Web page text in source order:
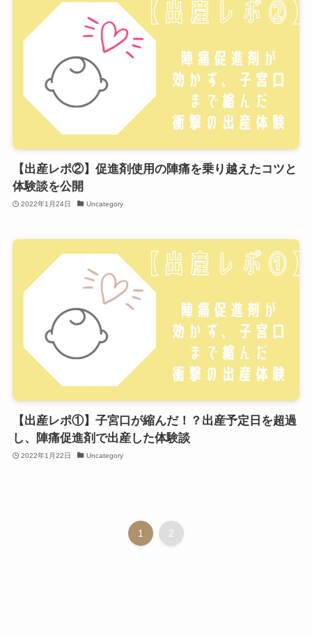
【出産レポ②】促進剤使用の陣痛を乗り越えたコツと
体験談を公開
2022年1月24日 Uncategory
【出産レポ①】子宮口が縮んだ！？出産予定日を超過
し、陣痛促進剤で出産した体験談
2022年1月22日 Uncategory
1 2